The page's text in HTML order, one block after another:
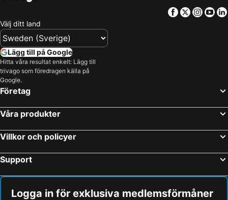
Abyssinia Guest House
Top Ten
Facebook
Twitter
Välj ditt land
Lägg till på Google
Hitta våra resultat enkelt: Lägg till
trivago som föredragen källa på
Google.
Företag
Våra produkter
Villkor och policyer
Support
Logga in för exklusiva medlemsförmåner